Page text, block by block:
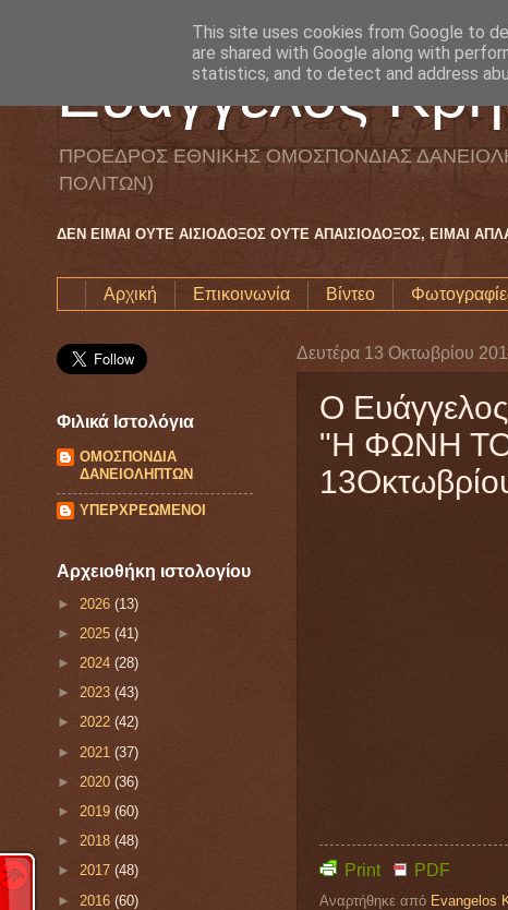
Ευάγγελος
ΠΡΟΕΔΡΟΣ ΕΘΝΙΚΗΣ ΟΜΟΣΠΟΝΔΙΑΣ
ΠΟΛΙΤΩΝ)
ΔΕΝ ΕΙΜΑΙ ΟΥΤΕ ΑΙΣΙΟΔΟΞΟΣ ΟΥΤΕ ΑΠΑΙΣΙΟΔΟΞΟΣ, ΕΙΜΑΙ
Αρχική Επικοινωνία Βίντεο
Δευτέρα 13 Οκτωβρίου
Ο
"Η ΦΩΝΗ
Print PDF
Αναρτήθηκε από Evangelos
Φιλικά Ιστολόγια
ΟΜΟΣΠΟΝΔΙΑ
ΔΑΝΕΙΟΛΗΠΤΩΝ
ΥΠΕΡΧΡΕΩΜΕΝΟΙ
Αρχειοθήκη ιστολογίου
► 2026 (13)
► 2025 (41)
► 2024 (28)
► 2023 (43)
► 2022 (42)
► 2021 (37)
► 2020 (36)
► 2019 (60)
► 2018 (48)
► 2017 (48)
► 2016 (60)
This site uses cookies from Google to
are shared with Google along with
statistics, and to detect and address